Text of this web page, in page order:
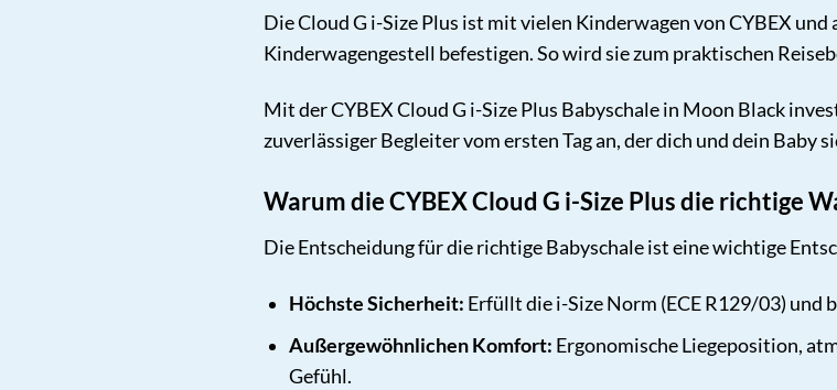
Die Cloud G i-Size Plus ist mit vielen Kinderwagen von CYBEX
Kinderwagengestell befestigen. So wird sie zum praktischen
Mit der CYBEX Cloud G i-Size Plus Babyschale in Moon Black
zuverlässiger Begleiter vom ersten Tag an, der dich und dein Baby
Warum die CYBEX Cloud G i-Size Plus die richtige
Die Entscheidung für die richtige Babyschale ist eine wichtige
Höchste Sicherheit: Erfüllt die i-Size Norm (ECE R129/03) und
Außergewöhnlichen Komfort: Ergonomische Liegeposition,
Gefühl.